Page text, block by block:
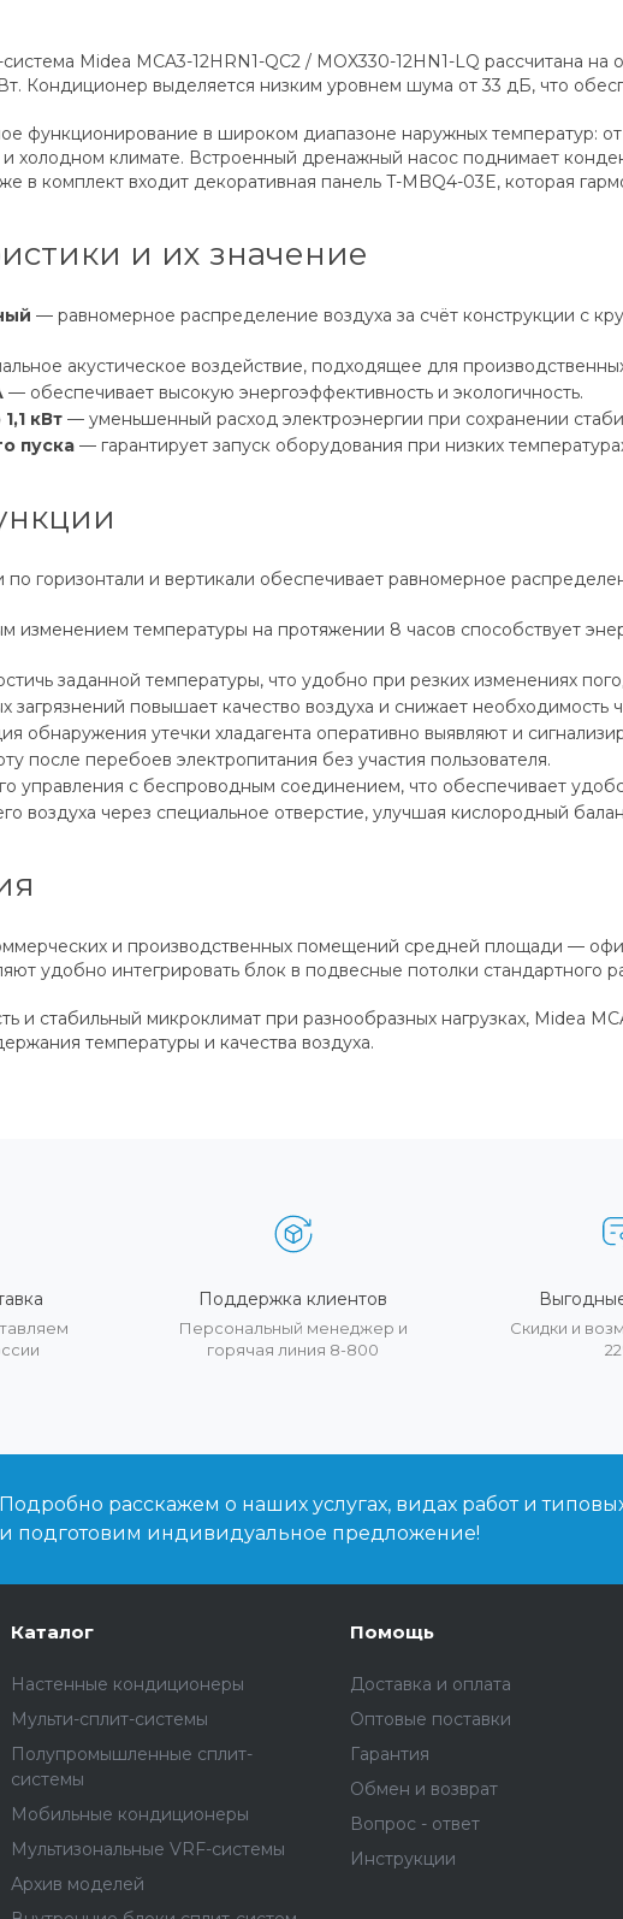
Midea MCA3-12HRN1-QC2 / MOX330-12HN1-LQ рассчитана
Кондиционер выделяется низким уровнем шума от 33 дБ, что
функционирование в широком диапазоне наружных температур:
холодном климате. Встроенный дренажный насос поднимает
в комплект входит декоративная панель T-MBQ4-03E, которая
и их значение
— равномерное распределение воздуха за счёт конструкции с
акустическое воздействие, подходящее для
— обеспечивает высокую энергоэффективность и экологичность.
кВт — уменьшенный расход электроэнергии при сохранении
пуска — гарантирует запуск оборудования при низких
горизонтали и вертикали обеспечивает равномерное
изменением температуры на протяжении 8 часов способствует
заданной температуры, что удобно при резких изменениях
загрязнений повышает качество воздуха и снижает необходимость
обнаружения утечки хладагента оперативно выявляют и
после перебоев электропитания без участия пользователя.
управления с беспроводным соединением, что обеспечивает
воздуха через специальное отверстие, улучшая кислородный
и производственных помещений средней площади —
удобно интегрировать блок в подвесные потолки стандартного
и стабильный микроклимат при разнообразных нагрузках, Midea
температуры и качества воздуха.
Поддержка клиентов
Персональный менеджер и
горячая линия 8-800
Скидки и
Подробно расскажем о наших услугах, видах работ и
и подготовим индивидуальное предложение!
Каталог
Настенные кондиционеры
Мульти-сплит-системы
Полупромышленные сплит-
системы
Мобильные кондиционеры
Мультизональные VRF-системы
Архив моделей
Помощь
Доставка и оплата
Оптовые поставки
Гарантия
Обмен и возврат
Вопрос - ответ
Инструкции